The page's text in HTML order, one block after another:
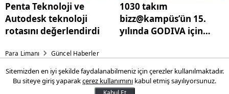
Penta Teknoloji ve
Autodesk teknoloji
rotasını değerlendirdi
1030 takım
bizz@kampüs’ün 15.
yılında GODIVA için
Para Limanı Güncel Haberler
Türk Telekom destekledi:
Sitemizden en iyi şekilde faydalanabilmeniz için çerezler kullanılmaktadır.
Bu siteye giriş yaparakçerez kullanımını kabul etmiş sayılıyorsunuz.